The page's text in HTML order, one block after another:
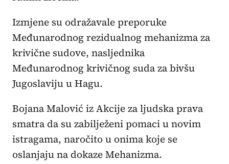
Izmjene su odražavale preporuke
Međunarodnog rezidualnog mehanizma za
krivične sudove, nasljednika
Međunarodnog krivičnog suda za bivšu
Jugoslaviju u Hagu.
Bojana Malović iz Akcije za ljudska prava
smatra da su zabilježeni pomaci u novim
istragama, naročito u onima koje se
oslanjaju na dokaze Mehanizma.